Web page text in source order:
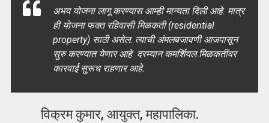
अभय योजना लागू करण्यास आम्ही मान्यता दिली आहे. मात्र
ही योजना फक्त रहिवासी मिळकती(residential
property) साठी असेल. त्याची अंमलबजावणी आजपासून
सुरु करण्यात येणार आहे. दरम्यान कमर्शियल मिळकतींवर
कारवाई सुरूच राहणार आहे.
विक्रम कुमार, आयुक्त, महापालिका.